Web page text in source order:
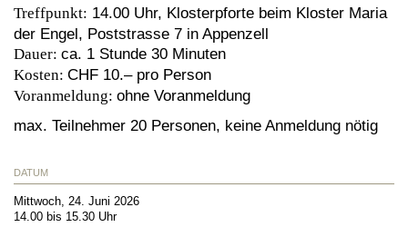
Treffpunkt: 14.00 Uhr, Klosterpforte beim Kloster Maria
der Engel, Poststrasse 7 in Appenzell
Dauer: ca. 1 Stunde 30 Minuten
Kosten: CHF 10.– pro Person
Voranmeldung: ohne Voranmeldung
max. Teilnehmer 20 Personen, keine Anmeldung nötig
DATUM
Mittwoch, 24. Juni 2026
14.00 bis 15.30 Uhr